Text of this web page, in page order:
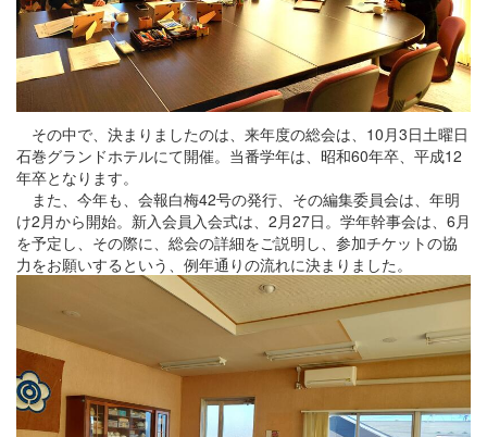
その中で、決まりましたのは、来年度の総会は、10月3日土曜日
石巻グランドホテルにて開催。当番学年は、昭和60年卒、平成12
年卒となります。
また、今年も、会報白梅42号の発行、その編集委員会は、年明
け2月から開始。新入会員入会式は、2月27日。学年幹事会は、6月
を予定し、その際に、総会の詳細をご説明し、参加チケットの協
力をお願いするという、例年通りの流れに決まりました。